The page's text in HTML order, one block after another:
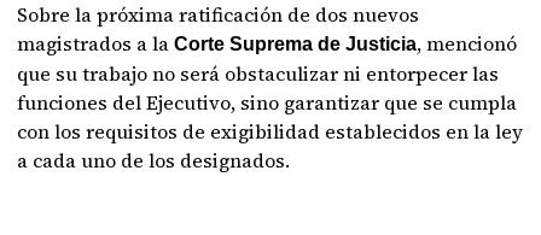
Sobre la próxima ratificación de dos nuevos
magistrados a la Corte Suprema de Justicia, mencionó
que su trabajo no será obstaculizar ni entorpecer las
funciones del Ejecutivo, sino garantizar que se cumpla
con los requisitos de exigibilidad establecidos en la ley
a cada uno de los designados.